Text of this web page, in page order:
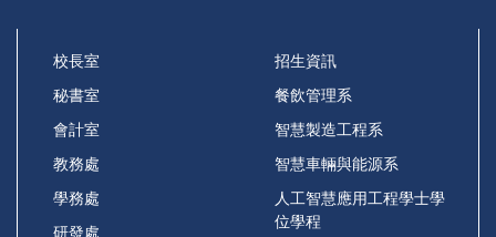
校長室
秘書室
會計室
教務處
學務處
研發處
招生資訊
餐飲管理系
智慧製造工程系
智慧車輛與能源系
人工智慧應用工程學士學
位學程